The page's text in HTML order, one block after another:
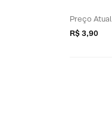
Preço Atual
R$ 3,90